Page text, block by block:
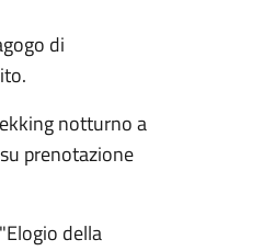
di
notturno a
prenotazione
della